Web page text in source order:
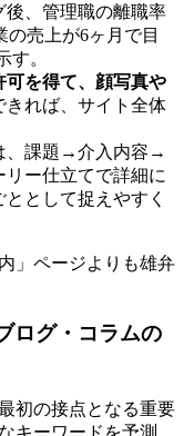
後、管理職の離職率
の売上が6ヶ月で目
す。
可を得て、顔写真や
きれば、サイト全体
、課題→介入内容→
ー仕立てで詳細に
として捉えやすく
」ページよりも雄弁
ログ・コラムの
初の接点となる重要